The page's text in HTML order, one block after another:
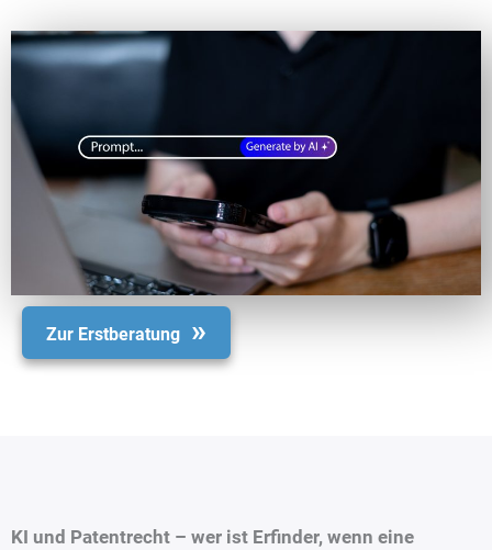
Zur Erstberatung
KI und Patentrecht – wer ist Erfinder, wenn eine